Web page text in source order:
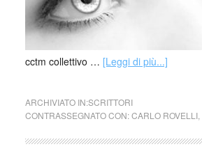
cctm collettivo … [Leggi di più...]
ARCHIVIATO IN:SCRITTORI
CONTRASSEGNATO CON:CARLO ROVELLI,